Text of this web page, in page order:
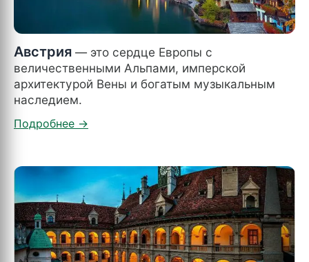
Австрия — это сердце Европы с
величественными Альпами, имперской
архитектурой Вены и богатым музыкальным
наследием.